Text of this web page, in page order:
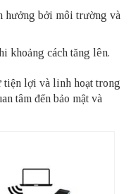
hưởng bởi môi trường và
khoảng cách tăng lên.
tiện lợi và linh hoạt trong
tâm đến bảo mật và